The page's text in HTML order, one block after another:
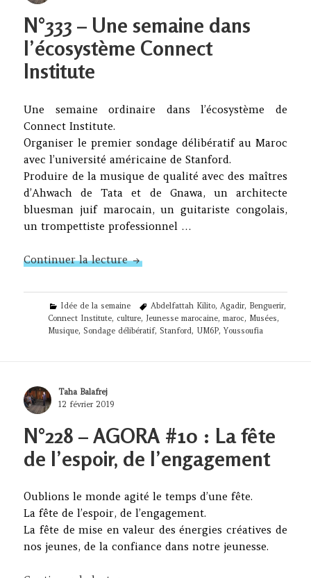
N°333 – Une semaine dans
l’écosystème Connect
Institute
Une semaine ordinaire dans l’écosystème de
Connect Institute.
Organiser le premier sondage délibératif au Maroc
avec l’université américaine de Stanford.
Produire de la musique de qualité avec des maîtres
d’Ahwach de Tata et de Gnawa, un architecte
bluesman juif marocain, un guitariste congolais,
un trompettiste professionnel …
Continuer la lectureN°333 – Une semaine dans
Categories
Idée de la semaine Tags
Abdelfattah Kilito, Agadir, Benguerir,
Connect Institute, culture, Jeunesse marocaine, maroc, Musées,
Musique, Sondage délibératif, Stanford, UM6P, Youssoufia
Author
Taha Balafrej
Posted
12 février 2019
N°228 – AGORA #10 : La fête
de l’espoir, de l’engagement
Oublions le monde agité le temps d’une fête.
La fête de l’espoir, de l’engagement.
La fête de mise en valeur des énergies créatives de
nos jeunes, de la confiance dans notre jeunesse.